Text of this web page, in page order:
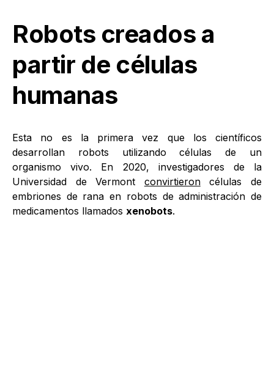
Robots creados a
partir de células
humanas
Esta no es la primera vez que los científicos
desarrollan robots utilizando células de un
organismo vivo. En 2020, investigadores de la
Universidad de Vermont convirtieroncélulas de
embriones de rana en robots de administración de
medicamentos llamados xenobots.